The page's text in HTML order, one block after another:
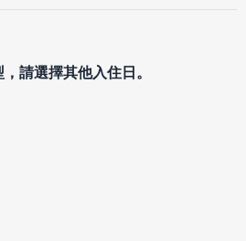
請選擇其他入住日。